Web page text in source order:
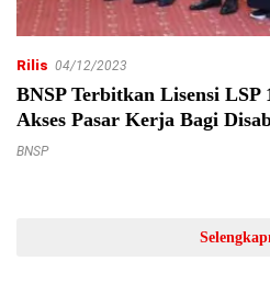
Rilis 04/12/2023
BNSP Terbitkan Lisensi
Akses Pasar Kerja Bagi
BNSP